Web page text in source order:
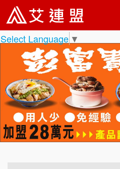
Select Language ▼